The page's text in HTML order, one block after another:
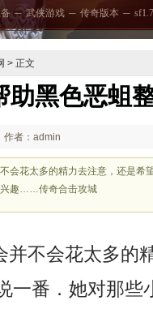
─ 武侠游戏 ─ 传奇版本 ─
> 正文
助黑色恶蛆
作者：admin
会花太多的精力去注意，还是希
兴趣……传奇合击攻城
不会花太多的
一番．她对那些